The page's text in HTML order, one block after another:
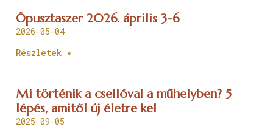
Ópusztaszer 2026. április 3-6
2026-05-04
Részletek »
Mi történik a csellóval a műhelyben? 5
lépés, amitől új életre kel
2025-09-05